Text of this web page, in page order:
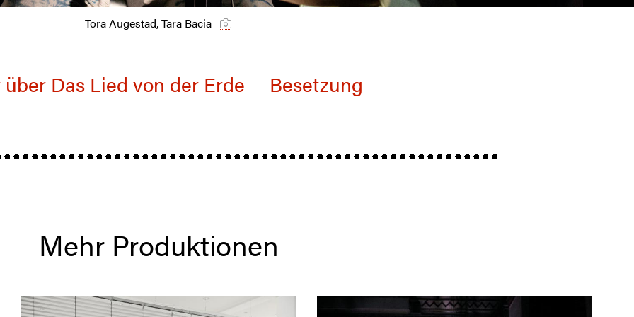
Tora Augestad, Tara Bacia
Das Lied von der Erde Besetzung
Mehr Produktionen